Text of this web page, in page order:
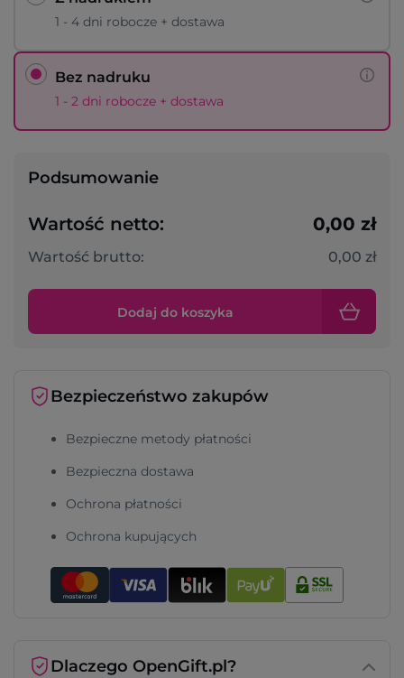
1 - 4 dni robocze + dostawa
Bez nadruku
1 - 2 dni robocze + dostawa
Podsumowanie
Wartość netto: 0,00 zł
Wartość brutto: 0,00 zł
Dodaj do koszyka
Bezpieczeństwo zakupów
Bezpieczne metody płatności
Bezpieczna dostawa
Ochrona płatności
Ochrona kupujących
Dlaczego OpenGift.pl?